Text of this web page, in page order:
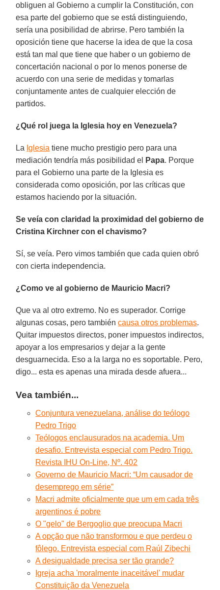
obliguen al Gobierno a cumplir la Constitución, con
esa parte del gobierno que se está distinguiendo,
sería una posibilidad de abrirse. Pero también la
oposición tiene que hacerse la idea de que la cosa
está tan mal que tiene que haber o un gobierno de
concertación nacional o por lo menos ponerse de
acuerdo con una serie de medidas y tomarlas
conjuntamente antes de cualquier elección de
partidos.
¿Qué rol juega la Iglesia hoy en Venezuela?
La Iglesia tiene mucho prestigio pero para una
mediación tendría más posibilidad el
Papa. Porque
para el Gobierno una parte de la Iglesia es
considerada como oposición, por las críticas que
estamos haciendo por la situación.
Se veía con claridad la proximidad del gobierno de
Cristina Kirchner con el chavismo?
Sí, se veía. Pero vimos también que cada quien obró
con cierta independencia.
¿Como ve al gobierno de Mauricio Macri?
Que va al otro extremo. No es superador. Corrige
algunas cosas, pero tambiéncausa otros problemas.
Quitar impuestos directos, poner impuestos indirectos,
apoyar a los empresarios y dejar a la gente
desguarnecida. Eso a la larga no es soportable. Pero,
digo... esta es apenas una mirada desde afuera...
Vea también...
Conjuntura venezuelana, análise do teólogo
Pedro Trigo
Teólogos enclausurados na academia. Um
desafio. Entrevista especial com Pedro Trigo.
Revista IHU On-Line, Nº. 402
Governo de Mauricio Macri: “Um causador de
desemprego em série”
Macri admite oficialmente que um em cada três
argentinos é pobre
O "gelo" de Bergoglio que preocupa Macri
A opção que não transformou e que perdeu o
fôlego. Entrevista especial com Raúl Zibechi
A desigualdade precisa ser tão grande?
Igreja acha 'moralmente inaceitável' mudar
Constituição da Venezuela